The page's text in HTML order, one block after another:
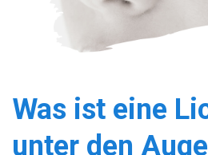
Was ist eine
unter den